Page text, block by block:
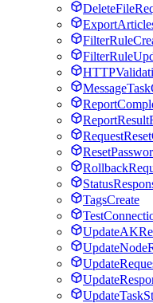
TagsCreate